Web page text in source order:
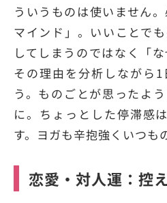
ういうものは使いません
マインド」。いいことで
してしまうのではなく「
その理由を分析しながら
う。ものごとが思ったよ
に。ちょっとした停滞感
す。ヨガも辛抱強くいつも
恋愛・対人運：控